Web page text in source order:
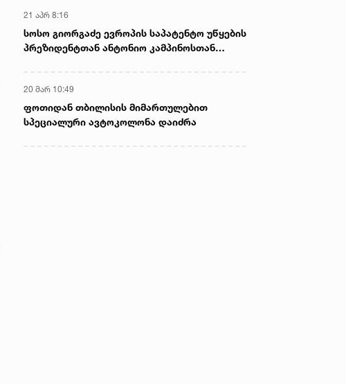
21 აპრ 8:16
სოსო გიორგაძე ევროპის საპატენტო უწყების
პრეზიდენტთან ანტონიო კამპინოსთან
20 მარ 10:49
ფოთიდან თბილისის მიმართულებით
სპეციალური ავტოკოლონა დაიძრა